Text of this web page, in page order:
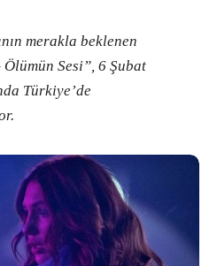
merakla beklenen
Sesi”, 6 Şubat
Türkiye’de